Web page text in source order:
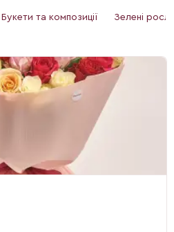
Букети та композиції Зелені